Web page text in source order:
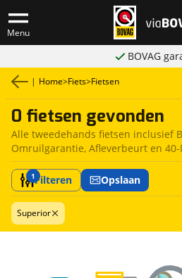
Menu
BOVAG
| Home>Fiets>Fietsen
0 fietsen gevonden
Alle tweedehands fietsen inclusief
Omruilgarantie, Afleverbeurt en
1Filteren Opslaan
Superior